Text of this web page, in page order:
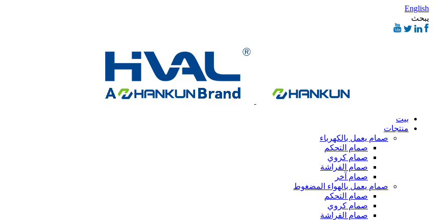
English
يبحث
بيت
منتجات
صمام يعمل بالكهرباء
صمام التحكم
صمام كروي
صمام الفراشة
صمام آخر
صمام يعمل بالهواء المضغوط
صمام التحكم
صمام كروي
صمام الفراشة